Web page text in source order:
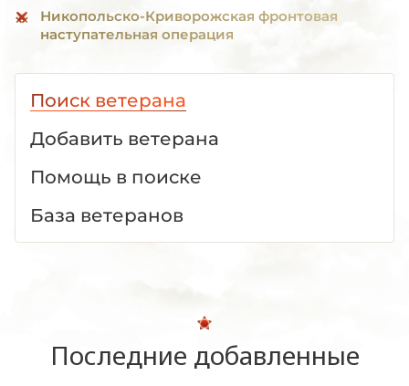
Никопольско-Криворожская фронтовая
наступательная операция
Поиск ветерана
Добавить ветерана
Помощь в поиске
База ветеранов
Последние добавленные